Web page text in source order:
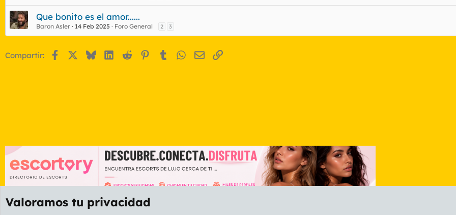
Que bonito es el amor......
Baron Asler 14 Feb 2025 Foro General 2 3
Compartir: FacebookBlueskyLinkedIn
Reddit Pinterest
Tumblr WhatsApp
EmailEnlace
Foro General
Valoramos tu privacidad